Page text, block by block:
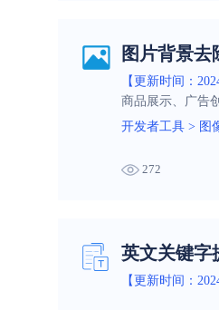
图片背景去
【更新时间：
商品展示、广告
开发者工具 > 图
272
英文关键字
【更新时间：